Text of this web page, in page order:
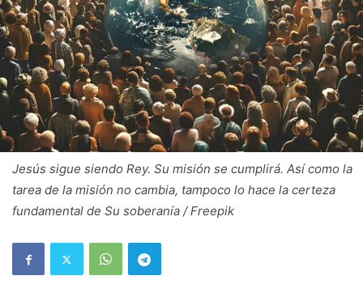
Jesús sigue siendo Rey. Su misión se cumplirá. Así como la
tarea de la misión no cambia, tampoco lo hace la certeza
fundamental de Su soberanía / Freepik